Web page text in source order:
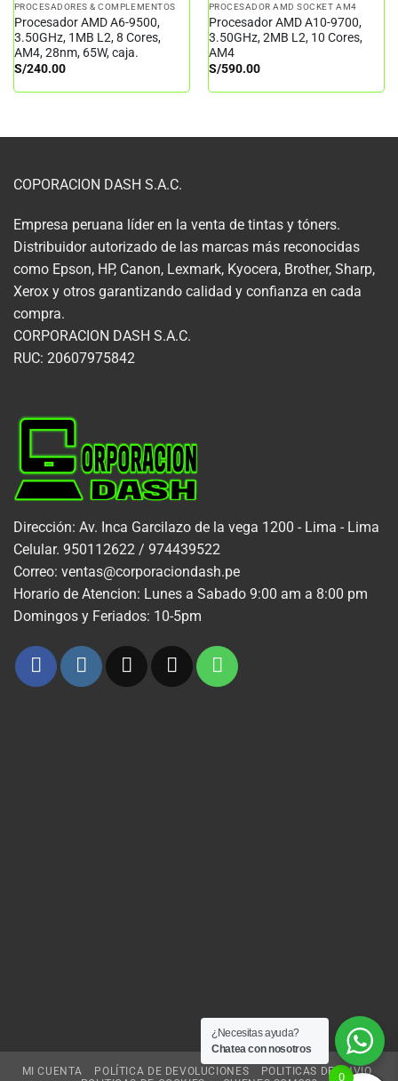
PROCESADORES & COMPLEMENTOS
Procesador AMD A6-9500,
3.50GHz, 1MB L2, 8 Cores,
AM4, 28nm, 65W, caja.
S/240.00
PROCESADOR AMD SOCKET AM4
Procesador AMD A10-9700,
3.50GHz, 2MB L2, 10 Cores,
AM4
S/590.00
COPORACION DASH S.A.C.
Empresa peruana líder en la venta de tintas y tóners.
Distribuidor autorizado de las marcas más reconocidas
como Epson, HP, Canon, Lexmark, Kyocera, Brother, Sharp,
Xerox y otros garantizando calidad y confianza en cada
compra.
CORPORACION DASH S.A.C.
RUC: 20607975842
Dirección: Av. Inca Garcilazo de la vega 1200 - Lima - Lima
Celular. 950112622 / 974439522
Correo: ventas@corporaciondash.pe
Horario de Atencion: Lunes a Sabado 9:00 am a 8:00 pm
Domingos y Feriados: 10-5pm
MI CUENTA POLÍTICA DE DEVOLUCIONES
POLITICAS DE ENVIO
¿Necesitas ayuda?
Chatea con nosotros
0